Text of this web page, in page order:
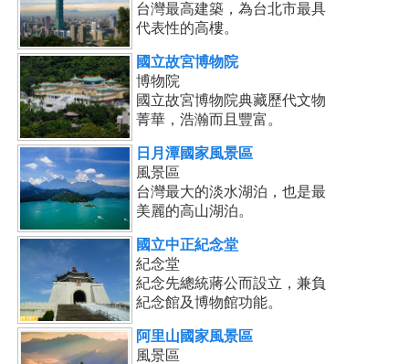
台灣最高建築，為台北市最具
代表性的高樓。
國立故宮博物院
博物院
國立故宮博物院典藏歷代文物
菁華，浩瀚而且豐富。
日月潭國家風景區
風景區
台灣最大的淡水湖泊，也是最
美麗的高山湖泊。
國立中正紀念堂
紀念堂
紀念先總統蔣公而設立，兼負
紀念館及博物館功能。
阿里山國家風景區
風景區